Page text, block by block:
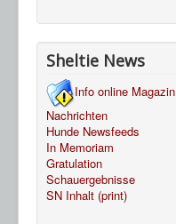
Sheltie News
Info online Magazin
Nachrichten
Hunde Newsfeeds
In Memoriam
Gratulation
Schauergebnisse
SN Inhalt (print)